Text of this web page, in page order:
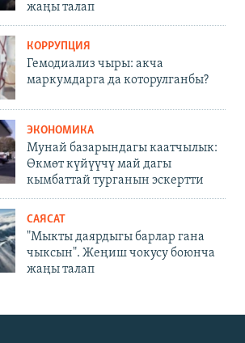
жаңы талап
КОРРУПЦИЯ
Гемодиализ чыры: акча
маркумдарга да которулганбы?
ЭКОНОМИКА
Мунай базарындагы каатчылык:
Өкмөт күйүүчү май дагы
кымбаттай турганын эскертти
САЯСАТ
"Мыкты даярдыгы барлар гана
чыксын". Жеңиш чокусу боюнча
жаңы талап